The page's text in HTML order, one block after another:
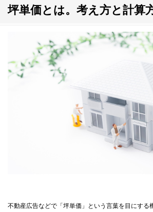
気をつけよう
複数のハウスメーカーに見積もり依頼をす
住宅設備の内容に注目しよう
坪単価の計算方法を理解して注文住宅の予算を考
坪単価とは。考え方と計算
不動産広告などで「坪単価」という言葉を目にする